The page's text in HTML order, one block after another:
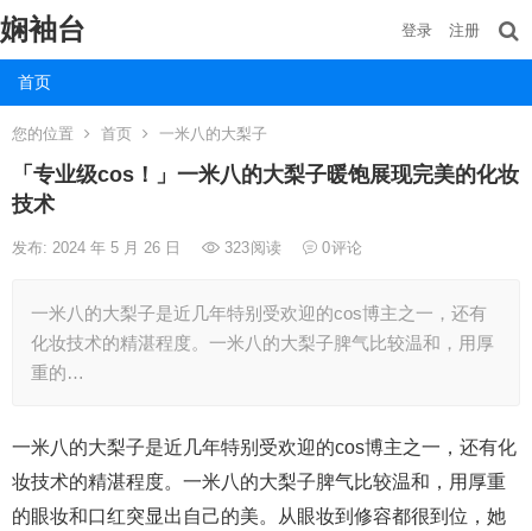
娴袖台
首页
登录 注册
您的位置 首页 一米八的大梨子
「专业级cos！」一米八的大梨子暖饱展现完美的化妆
技术
发布: 2024 年 5 月 26 日 323阅读 0评论
一米八的大梨子是近几年特别受欢迎的cos博主之一，还有
化妆技术的精湛程度。一米八的大梨子脾气比较温和，用厚
重的…
一米八的大梨子是近几年特别受欢迎的cos博主之一，还有化
妆技术的精湛程度。一米八的大梨子脾气比较温和，用厚重
的眼妆和口红突显出自己的美。从眼妆到修容都很到位，她